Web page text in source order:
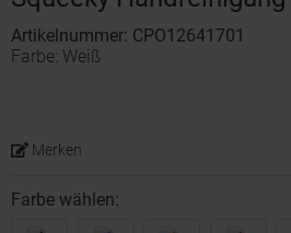
Artikelnummer: CPO12641701
Farbe: Weiß
Merken
Farbe wählen: